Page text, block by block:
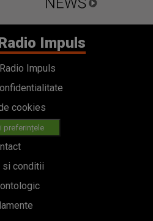
Impuls
Impuls
cookies
preferințele
si conditii